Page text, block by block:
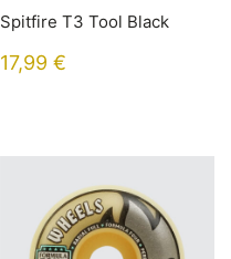
Spitfire T3 Tool Black
17,99 €